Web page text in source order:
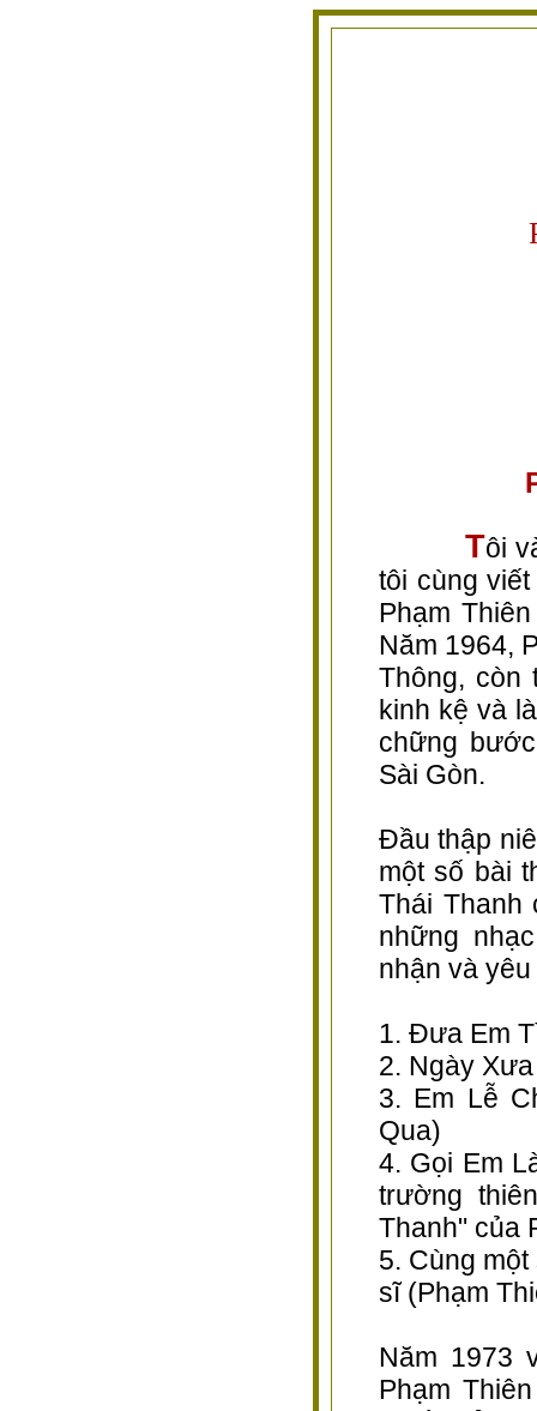
Tôi
tôi cùng
Phạm
Năm 1964,
Thông, còn
kinh kệ và
chững
Sài Gòn.
Đầu thập
một số bài
Thái Thanh
những
nhận và
1. Đưa Em
2. Ngày
3. Em Lễ
Qua)
4. Gọi Em
trường
Thanh" của
5. Cùng
sĩ (Phạm
Năm 1973
Phạm